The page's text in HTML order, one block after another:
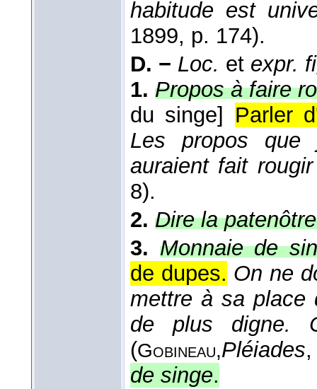
habitude est
1899, p. 174).
D. − Loc. et expr.
1. Propos à faire
du singe]
Parler
Les propos que
auraient fait
8).
2. Dire la
3. Monnaie de
de dupes. On ne
mettre à sa place
de plus digne.
(Gobineau,Pléiades
de singe.